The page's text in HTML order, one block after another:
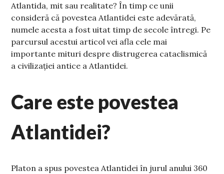
Atlantida, mit sau realitate? În timp ce unii
consideră că povestea Atlantidei este adevărată,
numele acesta a fost uitat timp de secole întregi. Pe
parcursul acestui articol vei afla cele mai
importante mituri despre distrugerea cataclismică
a civilizației antice a Atlantidei.
Care este povestea
Atlantidei?
Platon a spus povestea Atlantidei în jurul anului 360